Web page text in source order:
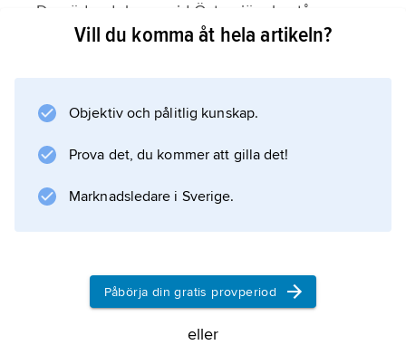
De södra delarna, vid Östersjön, består av
bördiga slätter, de norra delarna av ett
andelen storgods, såsom Bergsjöholm,
Herrestad och största ort i dag är Köpingebro.
Vill du komma åt hela artikeln?
Objektiv och pålitlig kunskap.
Prova det, du kommer att gilla det!
Marknadsledare i Sverige.
Påbörja din gratis provperiod
eller